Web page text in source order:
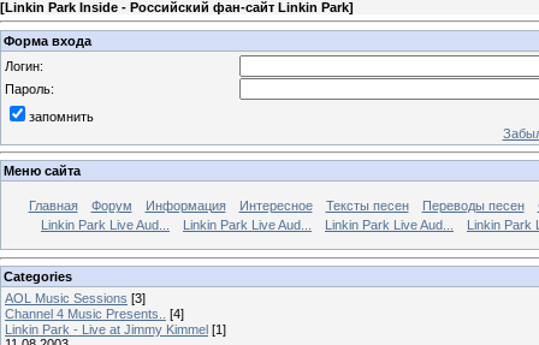
[Linkin Park Inside - Российский фан-сайт Linkin Park]
Форма входа
Логин:
Пароль:
запомнить
Меню сайта
Главная Форум Информация Интересное Тексты песен Переводы песен
Linkin Park Live Aud...
Linkin Park Live Aud... Linkin Park Live Aud... Linkin Park
Categories
AOL Music Sessions [3]
Channel 4 Music Presents..
[4]
Linkin Park - Live at Jimmy Kimmel [1]